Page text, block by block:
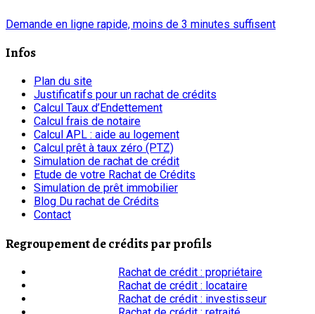
Demande en ligne rapide, moins de 3 minutes suffisent
Infos
Plan du site
Justificatifs pour un rachat de crédits
Calcul Taux d’Endettement
Calcul frais de notaire
Calcul APL : aide au logement
Calcul prêt à taux zéro (PTZ)
Simulation de rachat de crédit
Etude de votre Rachat de Crédits
Simulation de prêt immobilier
Blog Du rachat de Crédits
Contact
Regroupement de crédits par profils
Rachat de crédit : propriétaire
Rachat de crédit : locataire
Rachat de crédit : investisseur